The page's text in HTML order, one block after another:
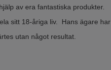
av era fantastiska produkter.
sitt 18-åriga liv. Hans ägare har
utan något resultat.